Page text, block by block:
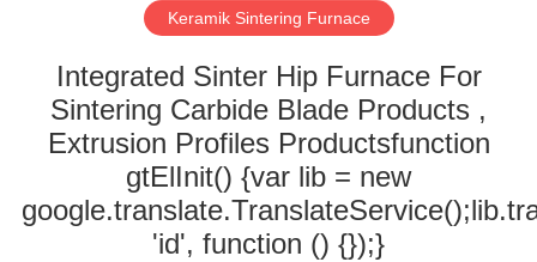
KONTROL
KUALITAS
HUBUNGI
Keramik Sintering Furnace
Integrated Sinter Hip Furnace For
Sintering Carbide Blade Products ,
Extrusion Profiles Productsfunction
gtElInit() {var lib = new
'id', function () {});}